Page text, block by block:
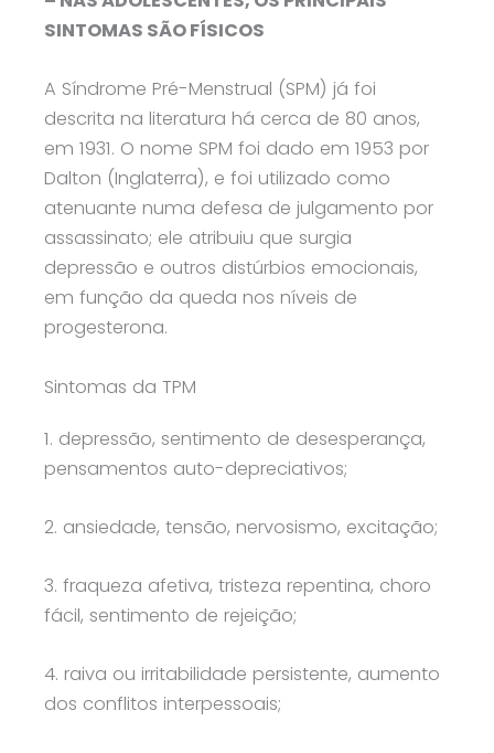
SINTOMAS SÃO FÍSICOS
A Síndrome Pré-Menstrual (SPM) já foi
descrita na literatura há cerca de 80 anos,
em 1931. O nome SPM foi dado em 1953 por
Dalton (Inglaterra), e foi utilizado como
atenuante numa defesa de julgamento por
assassinato; ele atribuiu que surgia
depressão e outros distúrbios emocionais,
em função da queda nos níveis de
progesterona.
Sintomas da TPM
1. depressão, sentimento de desesperança,
pensamentos auto-depreciativos;
2. ansiedade, tensão, nervosismo, excitação;
3. fraqueza afetiva, tristeza repentina, choro
fácil, sentimento de rejeição;
4. raiva ou irritabilidade persistente, aumento
dos conflitos interpessoais;